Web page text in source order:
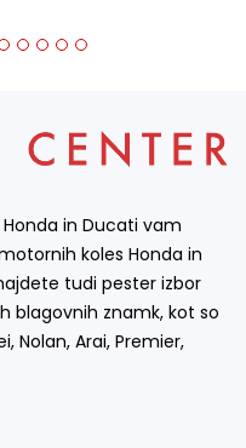
in Ducati vam
koles Honda in
tudi pester izbor
blagovnih znamk, kot so
Nolan, Arai, Premier,